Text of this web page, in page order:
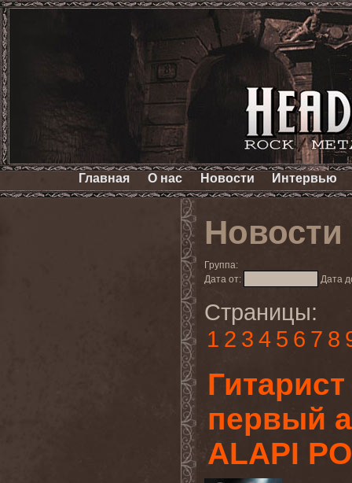
Главная О нас Новости Интервью
Новости
Группа:
Дата от:
Дата
Страницы:
1 2 3 4 5 6 7 8
первый
ALAPI